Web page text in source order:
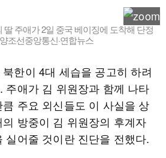
주애가 2일 중국 베이징에 도착해 단정
조선중앙통신·연합뉴스
한이 4대 세습을 공고히 하려
주애가 김 위원장과 함께 나타
주요 외신들도 이 사실을 상
방중이 김 위원장의 후계자
실어줄 것이란 진단을 전했다.